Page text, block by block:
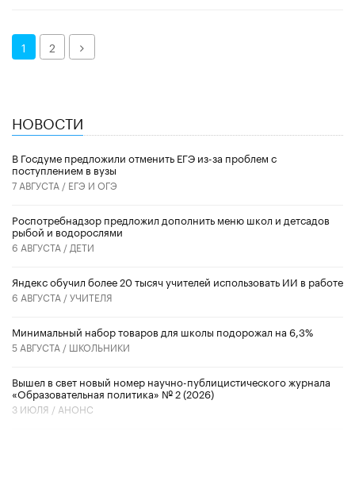
1 2 Далее
НОВОСТИ
В Госдуме предложили отменить ЕГЭ из-за проблем с
поступлением в вузы
7 АВГУСТА / ЕГЭ И ОГЭ
Роспотребнадзор предложил дополнить меню школ и детсадов
рыбой и водорослями
6 АВГУСТА / ДЕТИ
​Яндекс обучил более 20 тысяч учителей использовать ИИ в работе
6 АВГУСТА /УЧИТЕЛЯ
Минимальный набор товаров для школы подорожал на 6,3%
5 АВГУСТА / ШКОЛЬНИКИ
Вышел в свет новый номер научно-публицистического журнала
«Образовательная политика» № 2 (2026)
3 ИЮЛЯ / АНОНС